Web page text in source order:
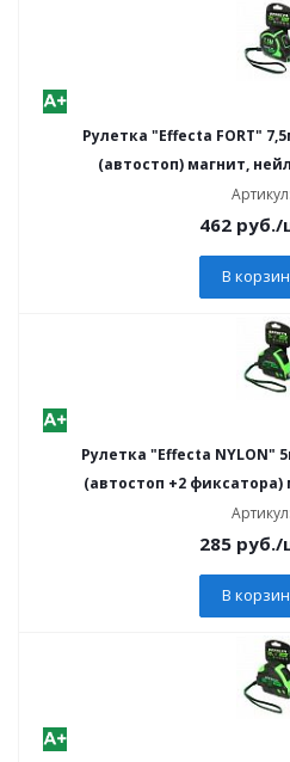
Рулетка "Effecta FORT"
(автостоп) магнит,
462 руб./
В
Рулетка "Effecta NYLON"
(автостоп +2 фиксатора)
285 руб./
В